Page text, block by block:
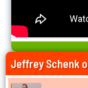
Jeffrey Schenk